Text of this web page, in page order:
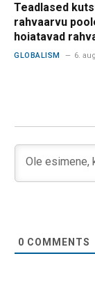
Teadlased
rahvaarvu
hoiatavad
GLOBALISM 6.
0 COMMENTS